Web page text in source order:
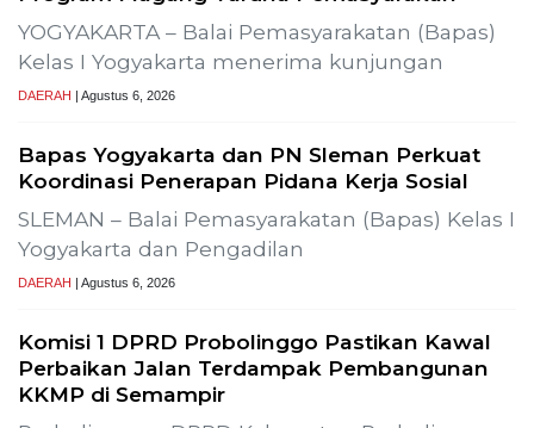
Uji Alir Sumur Produksi SLR-T-
Gelar Media